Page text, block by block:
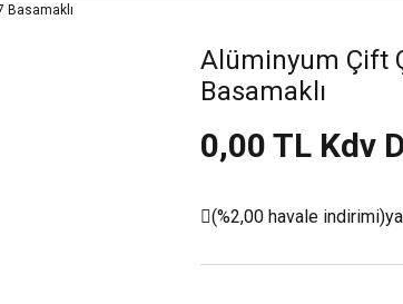
Alüminyum Çift
Basamaklı
0,00 TL Kdv
(%2,00 havale indirimi)